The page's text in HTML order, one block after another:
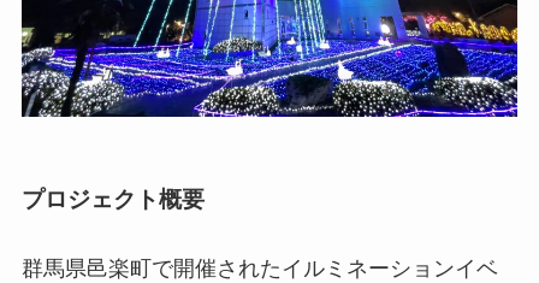
プロジェクト概要
群馬県邑楽町で開催されたイルミネーションイベ